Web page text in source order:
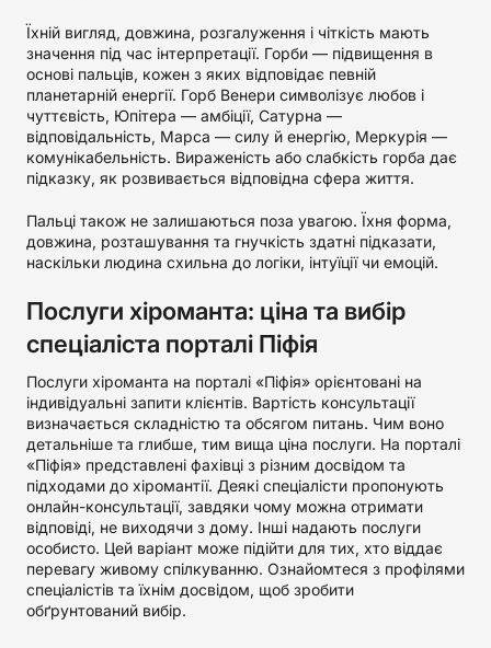
Їхній вигляд, довжина, розгалуження і чіткість мають
значення під час інтерпретації. Горби — підвищення в
основі пальців, кожен з яких відповідає певній
планетарній енергії. Горб Венери символізує любов і
чуттєвість, Юпітера — амбіції, Сатурна —
відповідальність, Марса — силу й енергію, Меркурія —
комунікабельність. Вираженість або слабкість горба дає
підказку, як розвивається відповідна сфера життя.
Пальці також не залишаються поза увагою. Їхня форма,
довжина, розташування та гнучкість здатні підказати,
наскільки людина схильна до логіки, інтуїції чи емоцій.
Послуги хіроманта: ціна та вибір
спеціаліста порталі Піфія
Послуги хіроманта на порталі «Піфія» орієнтовані на
індивідуальні запити клієнтів. Вартість консультації
визначається складністю та обсягом питань. Чим воно
детальніше та глибше, тим вища ціна послуги. На порталі
«Піфія» представлені фахівці з різним досвідом та
підходами до хіромантії. Деякі спеціалісти пропонують
онлайн-консультації, завдяки чому можна отримати
відповіді, не виходячи з дому. Інші надають послуги
особисто. Цей варіант може підійти для тих, хто віддає
перевагу живому спілкуванню. Ознайомтеся з профілями
спеціалістів та їхнім досвідом, щоб зробити
обґрунтований вибір.